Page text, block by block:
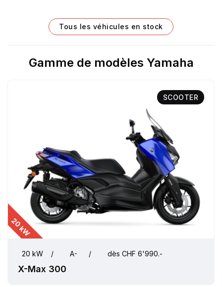
Tous les véhicules en stock
Gamme de modèles Yamaha
SCOOTER
20 kW
20 kW / A- / dès CHF 6'990.-
X-Max 300